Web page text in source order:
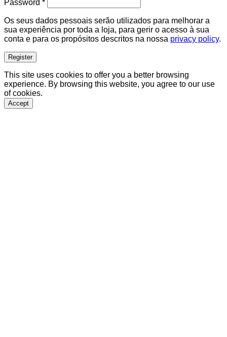
Password *
Os seus dados pessoais serão utilizados para melhorar a
sua experiência por toda a loja, para gerir o acesso à sua
conta e para os propósitos descritos na nossa privacy policy.
Register
This site uses cookies to offer you a better browsing
experience. By browsing this website, you agree to our use
of cookies.
Accept